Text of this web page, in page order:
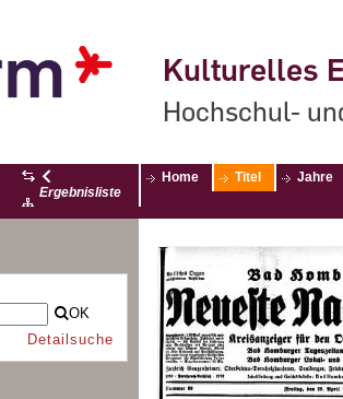
Kulturelles
Hochschul-
Ergebnisliste
Home Titel Jahre
OK
Detailsuche